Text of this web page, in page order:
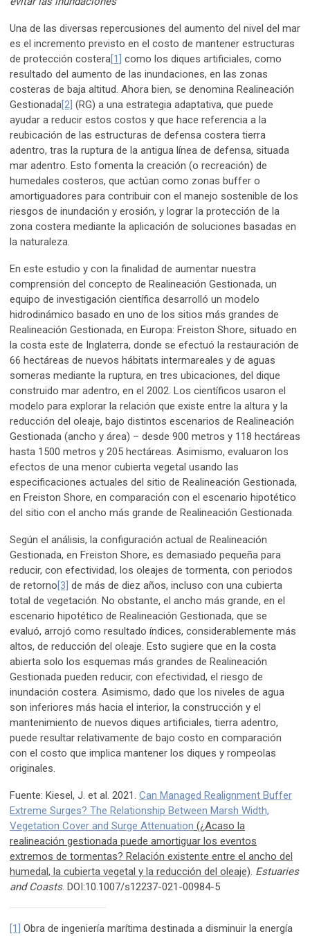
Una de las diversas repercusiones del aumento del nivel del mar
es el incremento previsto en el costo de mantener estructuras
de protección costera [1]
como los diques artificiales, como
resultado del aumento de las inundaciones, en las zonas
costeras de baja altitud. Ahora bien, se denomina Realineación
Gestionada [2] (RG) a una estrategia adaptativa, que puede
ayudar a reducir estos costos y que hace referencia a la
reubicación de las estructuras de defensa costera tierra
adentro, tras la ruptura de la antigua línea de defensa, situada
mar adentro. Esto fomenta la creación (o recreación) de
humedales costeros, que actúan como zonas buffer o
amortiguadores para contribuir con el manejo sostenible de los
riesgos de inundación y erosión, y lograr la protección de la
zona costera mediante la aplicación de soluciones basadas en
la naturaleza.
En este estudio y con la finalidad de aumentar nuestra
comprensión del concepto de Realineación Gestionada, un
equipo de investigación científica desarrolló un modelo
hidrodinámico basado en uno de los sitios más grandes de
Realineación Gestionada, en Europa: Freiston Shore, situado en
la costa este de Inglaterra, donde se efectuó la restauración de
66 hectáreas de nuevos hábitats intermareales y de aguas
someras mediante la ruptura, en tres ubicaciones, del dique
construido mar adentro, en el 2002. Los científicos usaron el
modelo para explorar la relación que existe entre la altura y la
reducción del oleaje, bajo distintos escenarios de Realineación
Gestionada (ancho y área) – desde 900 metros y 118 hectáreas
hasta 1500 metros y 205 hectáreas. Asimismo, evaluaron los
efectos de una menor cubierta vegetal usando las
especificaciones actuales del sitio de Realineación Gestionada,
en Freiston Shore, en comparación con el escenario hipotético
del sitio con el ancho más grande de Realineación Gestionada.
Según el análisis, la configuración actual de Realineación
Gestionada, en Freiston Shore, es demasiado pequeña para
reducir, con efectividad, los oleajes de tormenta, con periodos
de retorno [3] de más de diez años, incluso con una cubierta
total de vegetación. No obstante, el ancho más grande, en el
escenario hipotético de Realineación Gestionada, que se
evaluó, arrojó como resultado índices, considerablemente más
altos, de reducción del oleaje. Esto sugiere que en la costa
abierta solo los esquemas más grandes de Realineación
Gestionada pueden reducir, con efectividad, el riesgo de
inundación costera. Asimismo, dado que los niveles de agua
son inferiores más hacia el interior, la construcción y el
mantenimiento de nuevos diques artificiales, tierra adentro,
puede resultar relativamente de bajo costo en comparación
con el costo que implica mantener los diques y rompeolas
originales.
Fuente: Kiesel, J. et al. 2021. Can Managed Realignment Buffer
Extreme Surges? The Relationship Between Marsh Width,
Vegetation Cover and Surge Attenuation (¿Acaso la
realineación gestionada puede amortiguar los eventos
extremos de tormentas? Relación existente entre el ancho del
humedal, la cubierta vegetal y la reducción del oleaje). Estuaries
and Coasts. DOI:10.1007/s12237-021-00984-5
[1]
Obra de ingeniería marítima destinada a disminuir la energía